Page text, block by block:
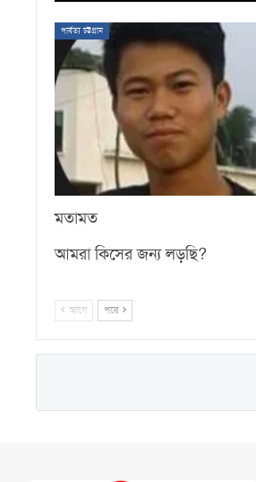
পার্বত্য চট্টগ্রাম
মতামত
আমরা কিসের জন্য লড়ছি?
আগে পরে